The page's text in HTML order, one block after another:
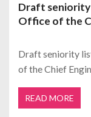
Draft seniority
Office of the
Draft seniority
of the Chief
READ MORE